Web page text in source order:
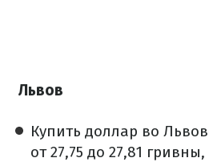
Львов
Купить доллар во
от 27,75 до 27,81